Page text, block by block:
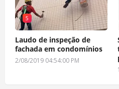
5
Laudo de inspeção de
fachada em condomínios
2/08/2019 04:54:00 PM